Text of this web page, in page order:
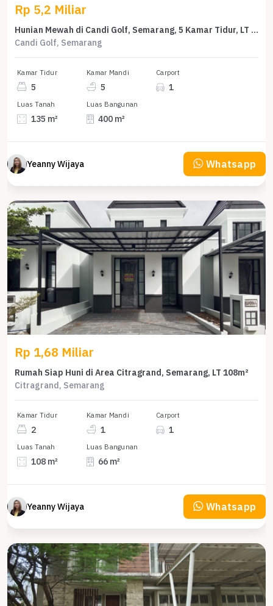
Rp 5,2 Miliar
Hunian Mewah di Candi Golf, Semarang, 5 Kamar Tidur, LT 135m²
Candi Golf, Semarang
Kamar Tidur
5
Kamar Mandi
5
Carport
1
Luas Tanah
135 m²
Luas Bangunan
400 m²
Yeanny Wijaya Whatsapp
Rp 1,68 Miliar
Rumah Siap Huni di Area Citragrand, Semarang, LT 108m²
Citragrand, Semarang
Kamar Tidur
2
Kamar Mandi
1
Carport
1
Luas Tanah
108 m²
Luas Bangunan
66 m²
Yeanny Wijaya Whatsapp